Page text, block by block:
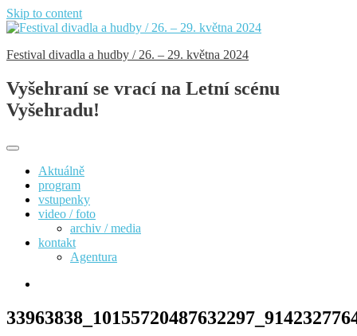
Skip to content
Festival divadla a hudby / 26. – 29. května 2024
Vyšehraní se vrací na Letní scénu
Vyšehradu!
Aktuálně
program
vstupenky
video / foto
archiv / media
kontakt
Agentura